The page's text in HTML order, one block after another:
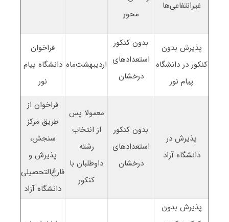
غیرانتفاعی‌ها
محور
پذیرش بدون
کنکور در دانشگاه
پیام نور
بدون کنکور
استعدادهای
درخشان
اردیبهشت‌ماه
فراخوان
دانشگاه پیام
نور
پذیرش در
دانشگاه آزاد
بدون کنکور
استعدادهای
درخشان
معمولا پس
از انتخاب
رشته
داوطلبان با
کنکور
فراخوان از
طریق مرکز
سنجش،
پذیرش و
فارغ‌التحصیلی
دانشگاه آزاد
پذیرش بدون